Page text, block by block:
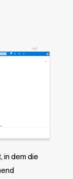
in dem die